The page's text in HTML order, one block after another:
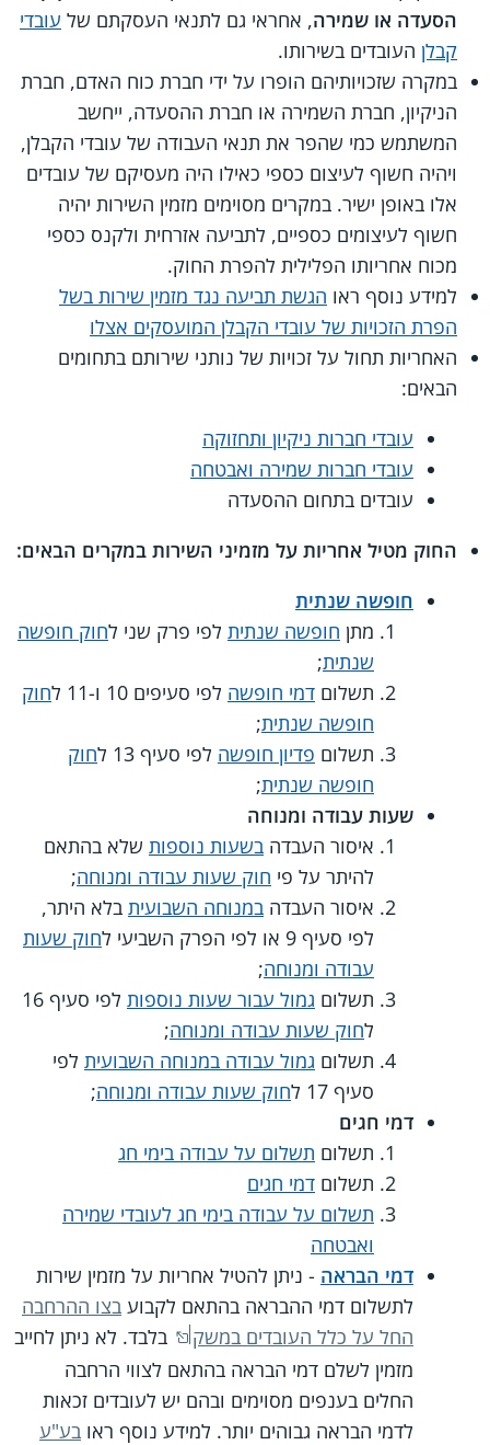
הסעדה או שמירה, אחראי גם לתנאי העסקתם של עובדי
קבלן העובדים בשירותו.
במקרה שזכויותיהם הופרו על ידי חברת כוח האדם, חברת
הניקיון, חברת השמירה או חברת ההסעדה, ייחשב
המשתמש כמי שהפר את תנאי העבודה של עובדי הקבלן,
ויהיה חשוף לעיצום כספי כאילו היה מעסיקם של עובדים
אלו באופן ישיר. במקרים מסוימים מזמין השירות יהיה
חשוף לעיצומים כספיים, לתביעה אזרחית ולקנס כספי
מכוח אחריותו הפלילית להפרת החוק.
למידע נוסף ראו הגשת תביעה נגד מזמין שירות בשל
הפרת הזכויות של עובדי הקבלן המועסקים אצלו
האחריות תחול על זכויות של נותני שירותם בתחומים
הבאים:
עובדי חברות ניקיון ותחזוקה
עובדי חברות שמירה ואבטחה
עובדים בתחום ההסעדה
החוק מטיל אחריות על מזמיני השירות במקרים הבאים:
חופשה שנתית
מתן חופשה שנתית לפי פרק שני לחוק חופשה
שנתית;
תשלום דמי חופשה לפי סעיפים 10 ו-11 ל
חוק
חופשה שנתית;
תשלום פדיון חופשה לפי סעיף 13 ל
חוק
חופשה שנתית;
שעות עבודה ומנוחה
איסור העבדה בשעות נוספות שלא בהתאם
להיתר על פי חוק שעות עבודה ומנוחה;
איסור העבדה במנוחה השבועית בלא היתר,
לפי סעיף 9 או לפי הפרק השביעי ל
חוק שעות
עבודה ומנוחה;
תשלום גמול עבור שעות נוספות
לפי סעיף 16
לחוק שעות עבודה ומנוחה;
תשלום גמול עבודה במנוחה השבועית לפי
סעיף 17 ל
חוק שעות עבודה ומנוחה;
דמי חגים
תשלום תשלום על עבודה בימי חג
תשלום דמי חגים
תשלום על עבודה בימי חג לעובדי שמירה
ואבטחה
דמי הבראה - ניתן להטיל אחריות על מזמין שירות
לתשלום דמי ההבראה בהתאם לקבוע בצו ההרחבה
החל על כלל העובדים במשק
בלבד. לא ניתן לחייב
מזמין לשלם דמי הבראה בהתאם לצווי הרחבה
החלים בענפים מסוימים ובהם יש לעובדים זכאות
לדמי הבראה גבוהים יותר. למידע נוסף ראו בע"ע